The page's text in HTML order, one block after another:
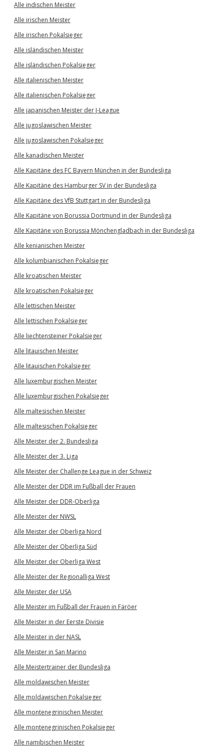
Alle indischen Meister
Alle irischen Meister
Alle irischen Pokalsieger
Alle isländischen Meister
Alle isländischen Pokalsieger
Alle italienischen Meister
Alle italienischen Pokalsieger
Alle japanischen Meister der J-League
Alle jugoslawischen Meister
Alle jugoslawischen Pokalsieger
Alle kanadischen Meister
Alle Kapitäne des FC Bayern München in der Bundesliga
Alle Kapitäne des Hamburger SV in der Bundesliga
Alle Kapitäne des VfB Stuttgart in der Bundesliga
Alle Kapitäne von Borussia Dortmund in der Bundesliga
Alle Kapitäne von Borussia Mönchengladbach in der Bundesliga
Alle kenianischen Meister
Alle kolumbianischen Pokalsieger
Alle kroatischen Meister
Alle kroatischen Pokalsieger
Alle lettischen Meister
Alle lettischen Pokalsieger
Alle liechtensteiner Pokalsieger
Alle litauischen Meister
Alle litauischen Pokalsieger
Alle luxemburgischen Meister
Alle luxemburgischen Pokalsieger
Alle maltesischen Meister
Alle maltesischen Pokalsieger
Alle Meister der 2. Bundesliga
Alle Meister der 3. Liga
Alle Meister der Challenge League in der Schweiz
Alle Meister der DDR im Fußball der Frauen
Alle Meister der DDR-Oberliga
Alle Meister der NWSL
Alle Meister der Oberliga Nord
Alle Meister der Oberliga Süd
Alle Meister der Oberliga West
Alle Meister der Regionalliga West
Alle Meister der USA
Alle Meister im Fußball der Frauen in Färöer
Alle Meister in der Eerste Divisie
Alle Meister in der NASL
Alle Meister in San Marino
Alle Meistertrainer der Bundesliga
Alle moldawischen Meister
Alle moldawischen Pokalsieger
Alle montenegrinischen Meister
Alle montenegrinischen Pokalsieger
Alle namibischen Meister